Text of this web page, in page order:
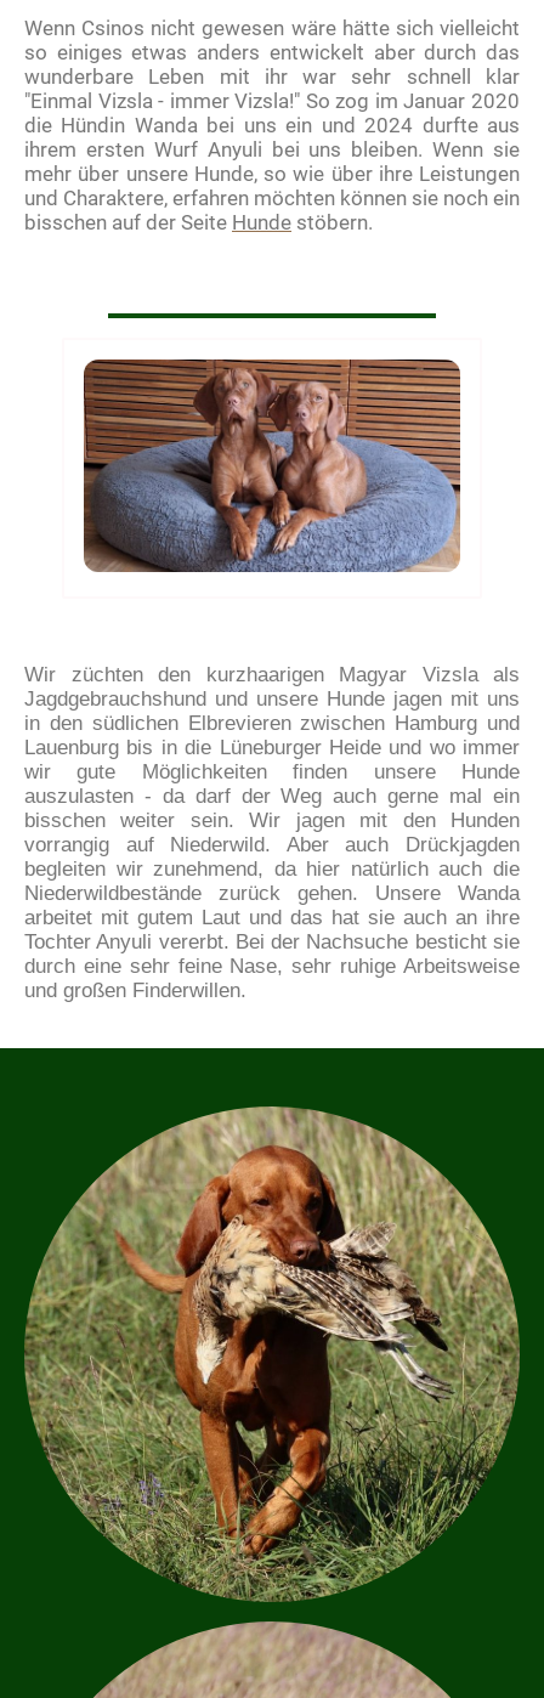
Wenn Csinos nicht gewesen wäre hätte sich vielleicht
so einiges etwas anders entwickelt aber durch das
wunderbare Leben mit ihr war sehr schnell klar
"Einmal Vizsla - immer Vizsla!" So zog im Januar 2020
die Hündin Wanda bei uns ein und 2024 durfte aus
ihrem ersten Wurf Anyuli bei uns bleiben. Wenn sie
mehr über unsere Hunde, so wie über ihre Leistungen
und Charaktere, erfahren möchten können sie noch ein
bisschen auf der Seite Hunde stöbern.
Wir züchten den kurzhaarigen Magyar Vizsla als
Jagdgebrauchshund und unsere Hunde jagen mit uns
in den südlichen Elbrevieren zwischen Hamburg und
Lauenburg bis in die Lüneburger Heide und wo immer
wir gute Möglichkeiten finden unsere Hunde
auszulasten - da darf der Weg auch gerne mal ein
bisschen weiter sein. Wir jagen mit den Hunden
vorrangig auf Niederwild. Aber auch Drückjagden
begleiten wir zunehmend, da hier natürlich auch die
Niederwildbestände zurück gehen. Unsere Wanda
arbeitet mit gutem Laut und das hat sie auch an ihre
Tochter Anyuli vererbt. Bei der Nachsuche besticht sie
durch eine sehr feine Nase, sehr ruhige Arbeitsweise
und großen Finderwillen.